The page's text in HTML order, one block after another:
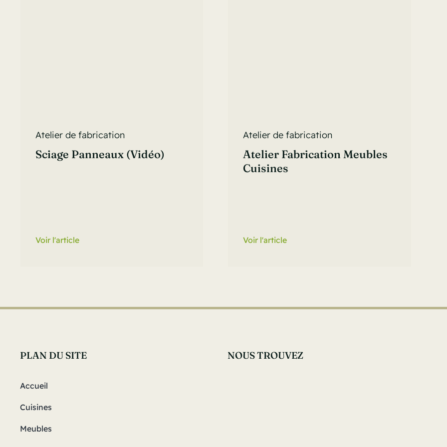
Atelier de fabrication
Sciage Panneaux (vidéo)
Voir l'article
Atelier de fabrication
Atelier Fabrication Meubles
Cuisines
Voir l'article
PLAN DU SITE
Accueil
Cuisines
Meubles
NOUS TROUVEZ